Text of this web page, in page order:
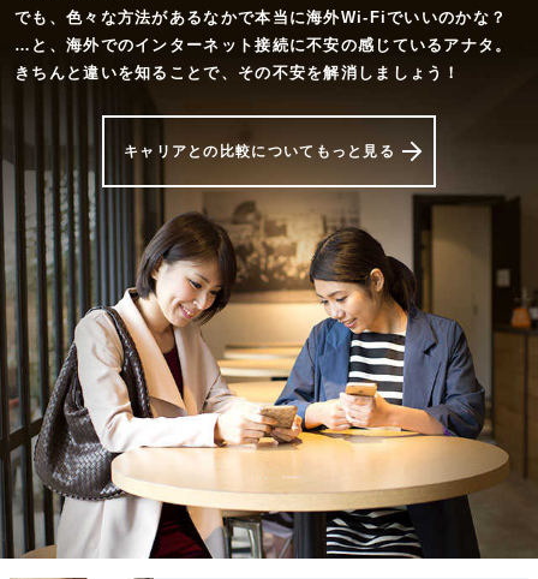
でも、色々な方法があるなかで本当に海外Wi-Fiでいいのかな？
…と、海外でのインターネット接続に不安の感じているアナタ。
きちんと違いを知ることで、その不安を解消しましょう！
キャリアとの比較についてもっと見る